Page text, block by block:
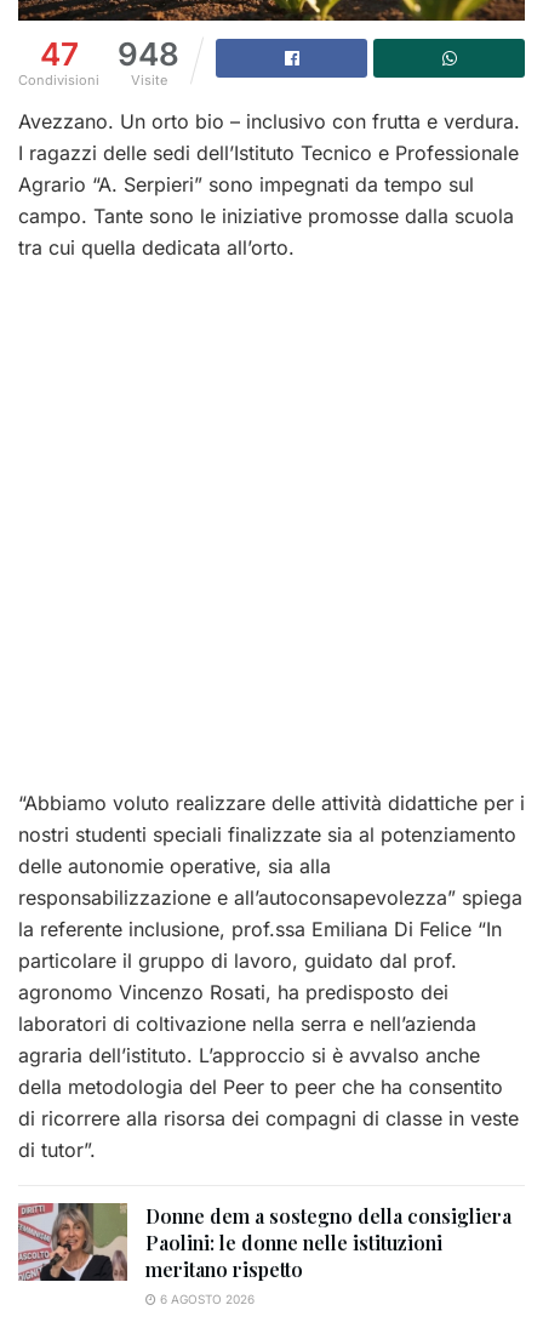
47
Condivisioni
948
Visite
Avezzano. Un orto bio – inclusivo con frutta e verdura.
I ragazzi delle sedi dell’Istituto Tecnico e Professionale
Agrario “A. Serpieri” sono impegnati da tempo sul
campo. Tante sono le iniziative promosse dalla scuola
tra cui quella dedicata all’orto.
“Abbiamo voluto realizzare delle attività didattiche per i
nostri studenti speciali finalizzate sia al potenziamento
delle autonomie operative, sia alla
responsabilizzazione e all’autoconsapevolezza” spiega
la referente inclusione, prof.ssa Emiliana Di Felice “In
particolare il gruppo di lavoro, guidato dal prof.
agronomo Vincenzo Rosati, ha predisposto dei
laboratori di coltivazione nella serra e nell’azienda
agraria dell’istituto. L’approccio si è avvalso anche
della metodologia del Peer to peer che ha consentito
di ricorrere alla risorsa dei compagni di classe in veste
di tutor”.
Donne dem a sostegno della consigliera
Paolini: le donne nelle istituzioni
meritano rispetto
6 AGOSTO 2026